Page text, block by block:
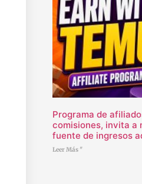
Programa de
comisiones, invita a
fuente de ingresos
Leer Más "